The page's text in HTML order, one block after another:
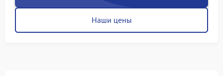
Наши цены